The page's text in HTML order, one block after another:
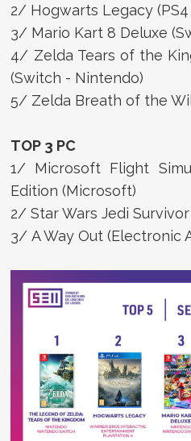
2/ Hogwarts Legacy
3/ Mario Kart 8 Deluxe
4/ Zelda Tears of the
(Switch - Nintendo)
5/ Zelda Breath of the
TOP 3 PC
1/ Microsoft Flight
Edition (Microsoft)
2/ Star Wars Jedi
3/ A Way Out (Electronic